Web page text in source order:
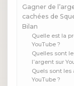
Gagner de
cachées de
Bilan
Quelle est la
YouTube ?
Quelles sont
l’argent sur
Quels sont
YouTube ?